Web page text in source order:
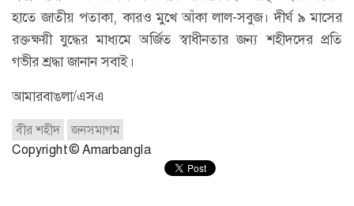
হাতে জাতীয় পতাকা, কারও মুখে আঁকা লাল-সবুজ। দীর্ঘ ৯ মাসের
রক্তক্ষয়ী যুদ্ধের মাধ্যমে অর্জিত স্বাধীনতার জন্য শহীদদের প্রতি
গভীর শ্রদ্ধা জানান সবাই।
আমারবাঙলা/এসএ
বীর শহীদ
জনসমাগম
Copyright © Amarbangla